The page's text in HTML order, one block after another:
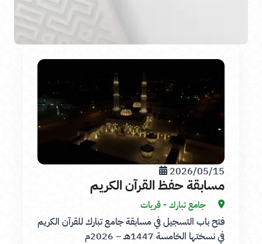
2026/05/15
مسابقة حفظ القرآن الكريم
جامع تبارك - قريات
فتح باب التسجيل في مسابقة جامع تبارك للقرآن الكريم
في نسختها الخامسة 1447هـ – 2026م